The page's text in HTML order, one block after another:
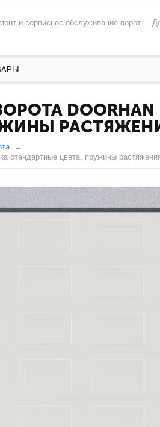
и сервисное обслуживание ворот
DOORHAN
стандартные цвета, пружины